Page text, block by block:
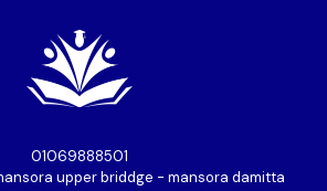
01069888501⁩
upper briddge - mansora damitta